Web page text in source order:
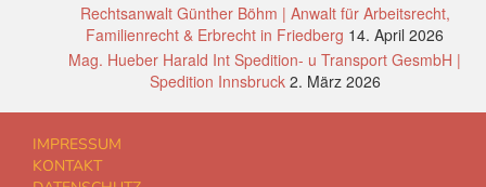
Rechtsanwalt Günther Böhm | Anwalt für Arbeitsrecht,
Familienrecht & Erbrecht in Friedberg 14. April 2026
Mag. Hueber Harald Int Spedition- u Transport GesmbH |
Spedition Innsbruck 2. März 2026
IMPRESSUM
KONTAKT